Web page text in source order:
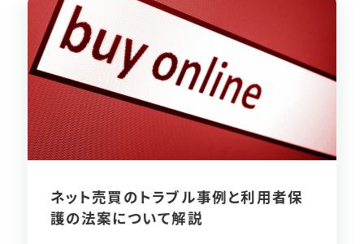
ネット売買のトラブル事例と利用者保
護の法案について解説